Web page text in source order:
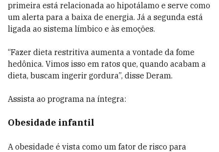
primeira está relacionada ao hipotálamo e serve como
um alerta para a baixa de energia. Já a segunda está
ligada ao sistema límbico e às emoções.
“Fazer dieta restritiva aumenta a vontade da fome
hedônica. Vimos isso em ratos que, quando acabam a
dieta, buscam ingerir gordura”, disse Deram.
Assista ao programa na íntegra:
Obesidade infantil
A obesidade é vista como um fator de risco para